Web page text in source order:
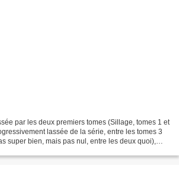
par les deux premiers tomes (Sillage, tomes 1 et
lassée de la série, entre les tomes 3
super bien, mais pas nul, entre les deux quoi),